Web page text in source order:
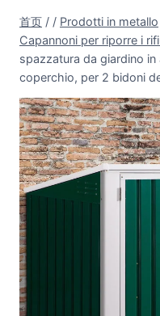
首页 / / Prodotti in metallo
Capannoni per riporre i
spazzatura da giardino
coperchio, per 2 bidoni